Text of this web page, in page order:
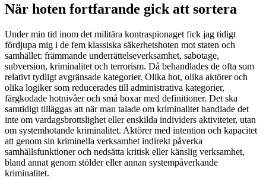
När hoten fortfarande gick att sortera
Under min tid inom det militära kontraspionaget fick jag tidigt
fördjupa mig i de fem klassiska säkerhetshoten mot staten och
samhället: främmande underrättelseverksamhet, sabotage,
subversion, kriminalitet och terrorism. Då behandlades de ofta som
relativt tydligt avgränsade kategorier. Olika hot, olika aktörer och
olika logiker som reducerades till administrativa kategorier,
färgkodade hotnivåer och små boxar med definitioner. Det ska
samtidigt tilläggas att när man talade om kriminalitet handlade det
inte om vardagsbrottslighet eller enskilda individers aktiviteter, utan
om systemhotande kriminalitet. Aktörer med intention och kapacitet
att genom sin kriminella verksamhet indirekt påverka
samhällsfunktioner och nedsätta kritisk eller känslig verksamhet,
bland annat genom stölder eller annan systempåverkande
kriminalitet.